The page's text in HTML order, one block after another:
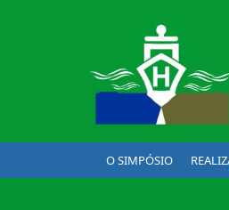
O SIMPÓSIO